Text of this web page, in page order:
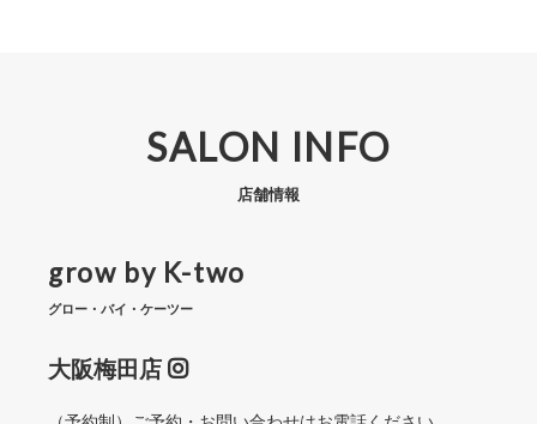
SALON INFO
店舗情報
grow by K-two
グロー・バイ・ケーツー
大阪梅田店